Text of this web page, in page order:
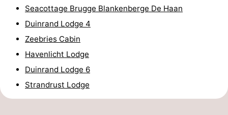
Wandelen
Surfen
Eten
Seacottage Brugge Blankenberge De Haan
Duinrand Lodge 4
Zeebries Cabin
Havenlicht Lodge
Duinrand Lodge 6
Strandrust Lodge